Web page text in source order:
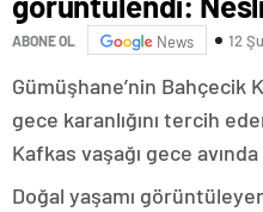
ABONE OL News 12
Gümüşhane’nin Bahçecik
gece karanlığını tercih
Kafkas vaşağı gece
Doğal yaşamı